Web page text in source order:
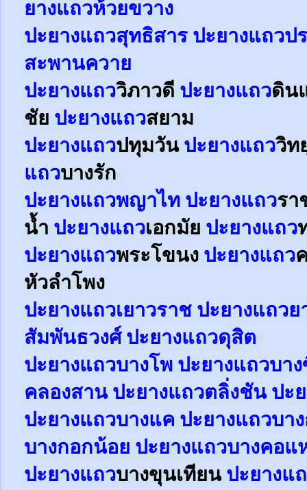
ยางแถวห้วยขวาง
ปะยางแถวสุทธิสาร ปะยางแถวป
สะพานควาย
ปะยางแถววิภาวดี ปะยางแถวดิน
ชัย ปะยางแถวสยาม
ปะยางแถวปทุมวัน ปะยางแถววิท
แถวบางรัก
ปะยางแถวพญาไท ปะยางแถวรา
น้ำ ปะยางแถวเอกมัย ปะยางแถว
ปะยางแถวพระโขนง ปะยางแถว
หัวลำโพง
ปะยางแถวเยาวราช ปะยางแถวย
สัมพันธวงศ์ปะยางแถวดุสิต
ปะยางแถวบางโพ ปะยางแถวบา
คลองสาน ปะยางแถวตลิ่งชัน ปะ
ปะยางแถวบางแค ปะยางแถวบา
บางกอกน้อย ปะยางแถวบางคอแ
ปะยางแถวบางขุนเทียน ปะยางแ